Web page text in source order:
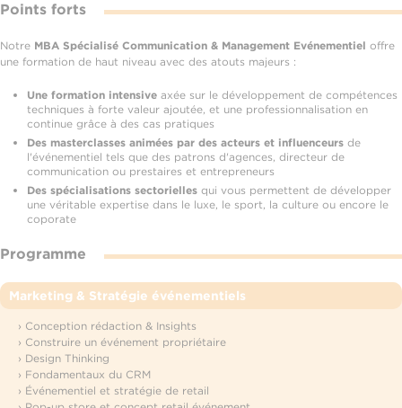
Points forts
Notre MBA Spécialisé Communication & Management Evénementiel offre
une formation de haut niveau avec des atouts majeurs :
Une formation intensive axée sur le développement de compétences
techniques à forte valeur ajoutée, et une professionnalisation en
continue grâce à des cas pratiques
Des masterclasses animées par des acteurs et influenceurs de
l'événementiel tels que des patrons d'agences, directeur de
communication ou prestaires et entrepreneurs
Des spécialisations sectorielles qui vous permettent de développer
une véritable expertise dans le luxe, le sport, la culture ou encore le
coporate
Programme
Marketing & Stratégie événementiels​
› Conception rédaction & Insights
› Construire un événement propriétaire
› Design Thinking
› Fondamentaux du CRM
› Événementiel et stratégie de retail